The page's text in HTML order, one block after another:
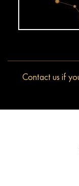
Contact us if